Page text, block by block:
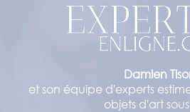
Damien
et son équipe d'experts
objets d'art